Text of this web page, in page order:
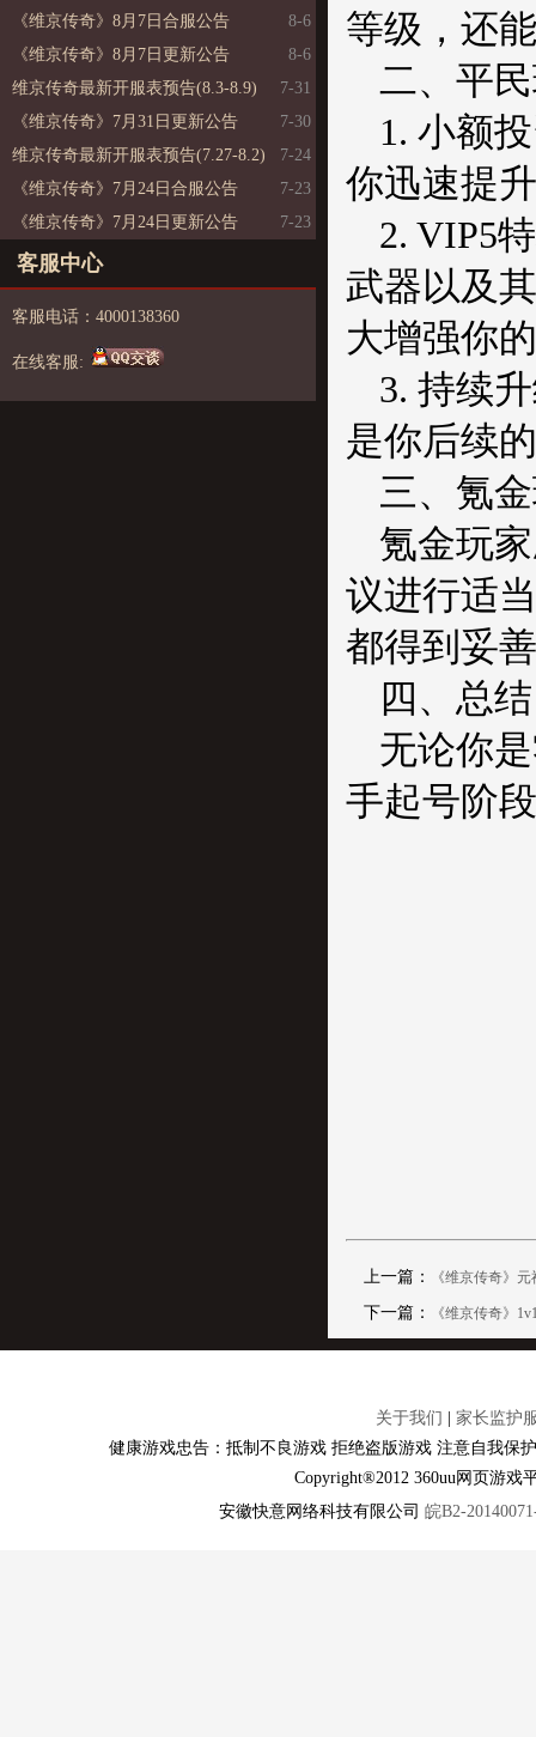
《维京传奇》8月7日合服公告
8-6
《维京传奇》8月7日更新公告
8-6
维京传奇最新开服表预告(8.3-8.9)
7-31
《维京传奇》7月31日更新公告
7-30
维京传奇最新开服表预告(7.27-8.2)
7-24
《维京传奇》7月24日合服公告
7-23
《维京传奇》7月24日更新公告
7-23
客服中心
客服电话：4000138360
在线客服:
等级，还
二、平
1. 小额
你迅速提
2. VIP5
武器以及
大增强你
3. 持续
是你后续
三、氪
氪金玩
议进行适
都得到妥
四、总结
无论你
手起号阶
上一篇： 《维京传奇》
下一篇： 《维京传奇》
关于我们
家长监护
健康游戏忠告：抵制不良游戏 拒绝盗版游戏 注意自我保
Copyright®2012 360uu网页游
安徽快意网络科技有限公司 皖B2-